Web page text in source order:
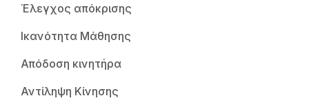
Έλεγχος απόκρισης
Ικανότητα Μάθησης
Απόδοση κινητήρα
Αντίληψη Κίνησης